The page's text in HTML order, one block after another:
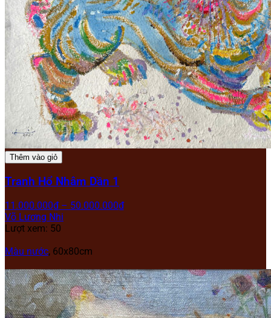
Thêm vào giỏ
Tranh Hổ Nhâm Dần 1
11.000.000₫ – 50.000.000₫
Võ Lương Nhi
Lượt xem: 50
Màu nước, 60x80cm